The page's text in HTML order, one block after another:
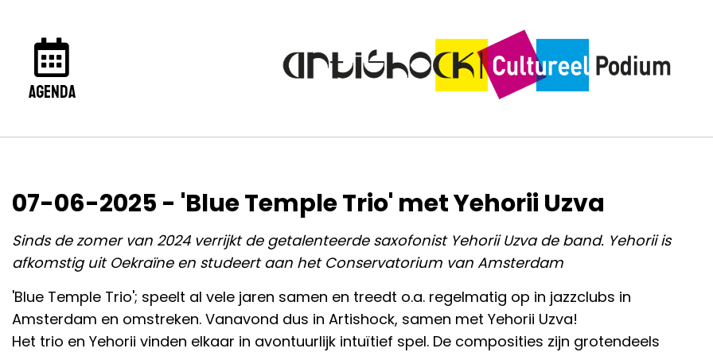
agenda
07-06-2025 - 'Blue Temple Trio' met Yehorii Uzva
Sinds de zomer van 2024 verrijkt de getalenteerde saxofonist Yehorii Uzva de band. Yehorii is
afkomstig uit Oekraïne en studeert aan het Conservatorium van Amsterdam
'Blue Temple Trio'; speelt al vele jaren samen en treedt o.a. regelmatig op in jazzclubs in
Amsterdam en omstreken. Vanavond dus in Artishock, samen met Yehorii Uzva!
Het trio en Yehorii vinden elkaar in avontuurlijk intuïtief spel. De composities zijn grotendeels